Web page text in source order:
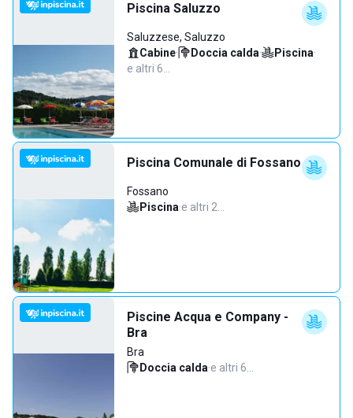
Piscina Saluzzo
Saluzzese, Saluzzo
Cabine· Doccia calda· Piscina·
e altri 6…
Piscina Comunale di Fossano
Fossano
Piscina·e altri 2…
Piscine Acqua e Company -
Bra
Bra
Doccia calda·e altri 6…